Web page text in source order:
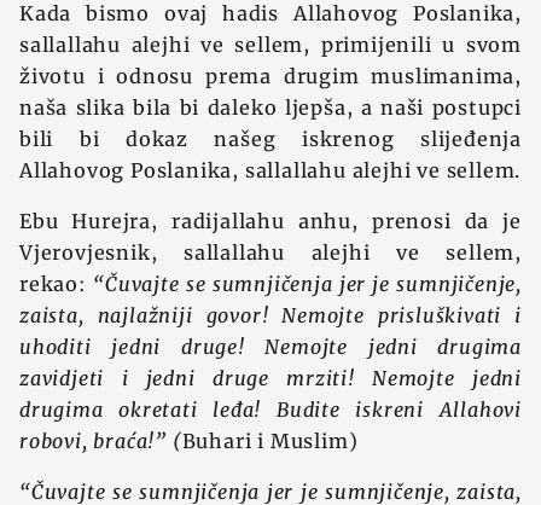
Kada bismo ovaj hadis Allahovog Poslanika,
sallallahu alejhi ve sellem, primijenili u svom
životu i odnosu prema drugim muslimanima,
naša slika bila bi daleko ljepša, a naši postupci
bili bi dokaz našeg iskrenog slijeđenja
Allahovog Poslanika, sallallahu alejhi ve sellem.
Ebu Hurejra, radijallahu anhu, prenosi da je
Vjerovjesnik, sallallahu alejhi ve sellem,
rekao: “Čuvajte se sumnjičenja jer je sumnjičenje,
zaista, najlažniji govor! Nemojte prisluškivati i
uhoditi jedni druge! Nemojte jedni drugima
zavidjeti i jedni druge mrziti! Nemojte jedni
drugima okretati leđa! Budite iskreni Allahovi
robovi, braća!” (Buhari i Muslim)
“Čuvajte se sumnjičenja jer je sumnjičenje, zaista,